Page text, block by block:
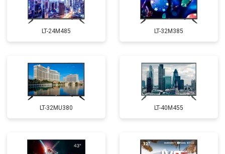
LT-24M485 LT-32M385
LT-32MU380 LT-40M455